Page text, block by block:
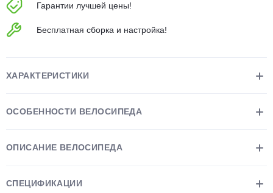
Гарантии лучшей цены!
Бесплатная сборка и настройка!
ХАРАКТЕРИСТИКИ
ОСОБЕННОСТИ ВЕЛОСИПЕДА
ОПИСАНИЕ ВЕЛОСИПЕДА
СПЕЦИФИКАЦИИ
Остались вопросы?